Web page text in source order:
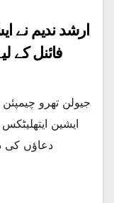
ارشد ندیم نے
فائنل کے
جیولن تھرو
ایشین
دعاؤں کی